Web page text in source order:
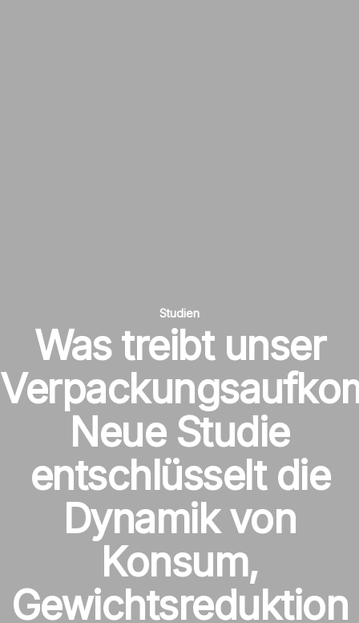
Studien
Was treibt unser
Neue Studie
entschlüsselt die
Dynamik von
Konsum,
Gewichtsreduktion